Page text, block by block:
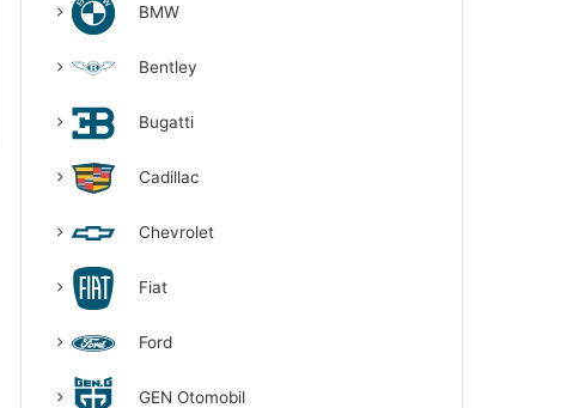
BMW
Bentley
Bugatti
Cadillac
Chevrolet
Fiat
Ford
GEN Otomobil